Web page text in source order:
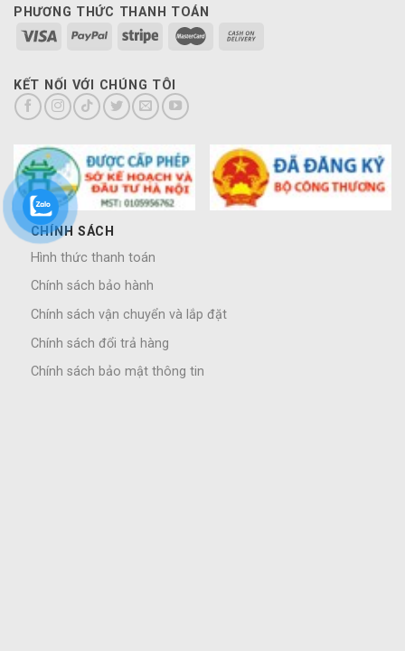
PHƯƠNG THỨC THANH TOÁN
KẾT NỐI VỚI CHÚNG TÔI
CHÍNH SÁCH
Hình thức thanh toán
Chính sách bảo hành
Chính sách vận chuyển và lắp đặt
Chính sách đổi trả hàng
Chính sách bảo mật thông tin